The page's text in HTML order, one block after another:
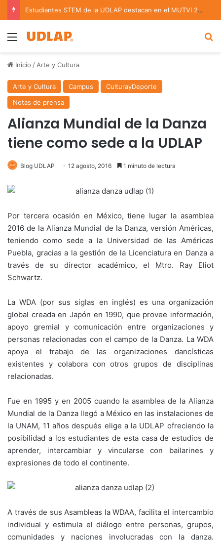
Estudiantes STEM de la UDLAP destacan en el MUTVI 2026
Menu
Inicio / Arte y Cultura
Arte y Cultura Campus
CulturayDeporte
Notas de prensa
Alianza Mundial de la Danza
tiene como sede a la UDLAP
Blog UDLAP 12 agosto, 2016 1 minuto de lectura
Por tercera ocasión en México, tiene lugar la asamblea
2016 de la Alianza Mundial de la Danza, versión Américas,
teniendo como sede a la Universidad de las Américas
Puebla, gracias a la gestión de la Licenciatura en Danza a
través de su director académico, el Mtro. Ray Eliot
Schwartz.
La WDA (por sus siglas en inglés) es una organización
global creada en Japón en 1990, que provee información,
apoyo gremial y comunicación entre organizaciones y
personas relacionadas con el campo de la Danza. La WDA
apoya el trabajo de las organizaciones dancísticas
existentes y colabora con otros grupos de disciplinas
relacionadas.
Fue en 1995 y en 2005 cuando la asamblea de la Alianza
Mundial de la Danza llegó a México en las instalaciones de
la UNAM, 11 años después elige a la UDLAP ofreciendo la
posibilidad a los estudiantes de esta casa de estudios de
aprender, intercambiar y vincularse con bailarines y
expresiones de todo el continente.
A través de sus Asambleas la WDAA, facilita el intercambio
individual y estimula el diálogo entre personas, grupos,
comunidades y naciones involucradas con la danza.